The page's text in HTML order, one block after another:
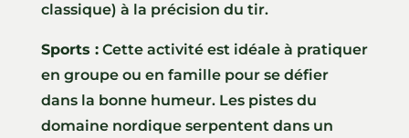
classique) à la précision du tir.
Sports :Cette activité est idéale à pratiquer
en groupe ou en famille pour se défier
dans la bonne humeur. Les pistes du
domaine nordique serpentent dans un